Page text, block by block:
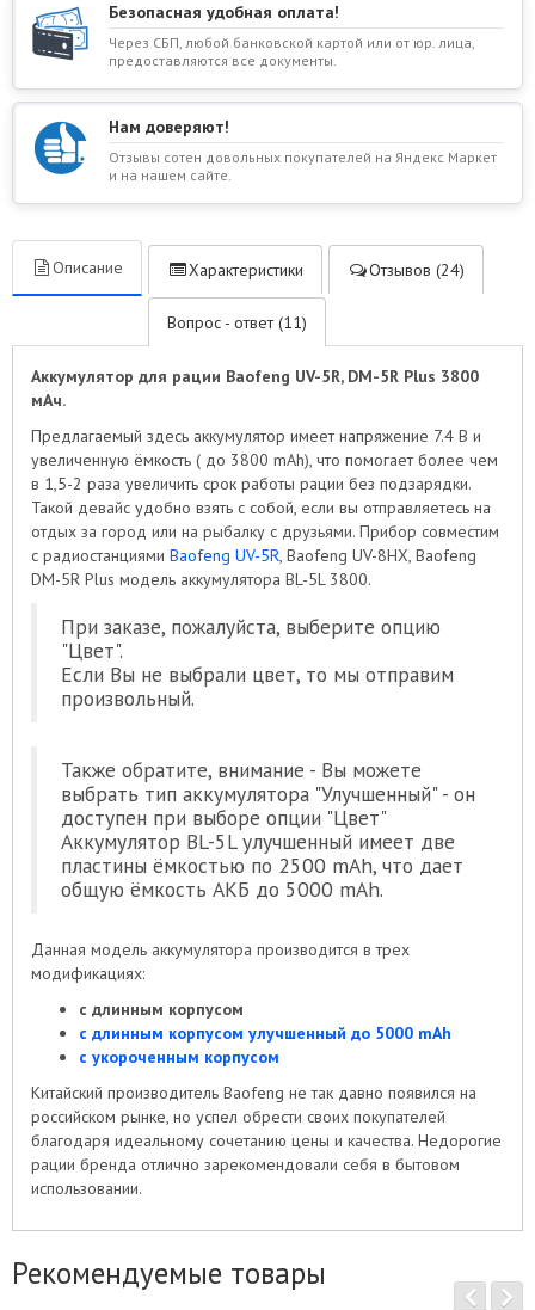
Безопасная удобная оплата!
Через СБП, любой банковской картой или от юр. лица,
предоставляются все документы.
Нам доверяют!
Отзывы сотен довольных покупателей на Яндекс Маркет
и на нашем сайте.
Описание Характеристики Отзывов (24)
Вопрос - ответ (11)
Аккумулятор для рации Baofeng UV-5R, DM-5R Plus 3800
мАч.
Предлагаемый здесь аккумулятор имеет напряжение 7.4 В и
увеличенную ёмкость ( до 3800 mAh), что помогает более чем
в 1,5-2 раза увеличить срок работы рации без подзарядки.
Такой девайс удобно взять с собой, если вы отправляетесь на
отдых за город или на рыбалку с друзьями. Прибор совместим
с радиостанциями Baofeng UV-5R, Baofeng UV-8HX, Baofeng
DM-5R Plus модель аккумулятора BL-5L 3800.
При заказе, пожалуйста, выберите опцию
"Цвет".
Если Вы не выбрали цвет, то мы отправим
произвольный.
Также обратите, внимание - Вы можете
выбрать тип аккумулятора "Улучшенный" - он
доступен при выборе опции "Цвет"
Аккумулятор BL-5L улучшенный имеет две
пластины ёмкостью по 2500 mAh, что дает
общую ёмкость АКБ до 5000 mAh.
Данная модель аккумулятора производится в трех
модификациях:
с длинным корпусом
с длинным корпусом улучшенный до 5000 mAh
с укороченным корпусом
Китайский производитель Baofeng не так давно появился на
российском рынке, но успел обрести своих покупателей
благодаря идеальному сочетанию цены и качества. Недорогие
рации бренда отлично зарекомендовали себя в бытовом
использовании.
Рекомендуемые товары